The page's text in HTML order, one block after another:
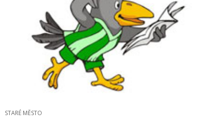
STARÉ MĚSTO